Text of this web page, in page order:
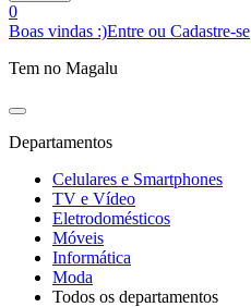
0
Boas vindas :)Entre ou Cadastre-se
Tem no Magalu
Departamentos
Celulares e Smartphones
TV e Vídeo
Eletrodomésticos
Móveis
Informática
Moda
Todos os departamentos